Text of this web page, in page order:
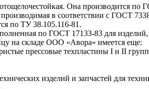
Она производится по
в соответствии с ГОСТ
по ТУ 38.105.116-81.
по ГОСТ 17133-83 для
на складе ООО «Авора» имеется еще:
прессовые техпластины I и II
изделий и запчастей для